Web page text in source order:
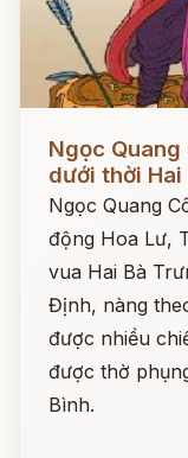
Ngọc
dưới thời Hai
Ngọc Quang
động Hoa Lư,
vua Hai Bà
Định, nàng
được nhiều
được thờ
Bình.